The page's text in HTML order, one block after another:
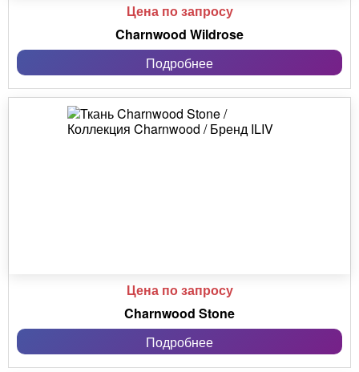
Цена по запросу
Charnwood Wildrose
Подробнее
Цена по запросу
Charnwood Stone
Подробнее